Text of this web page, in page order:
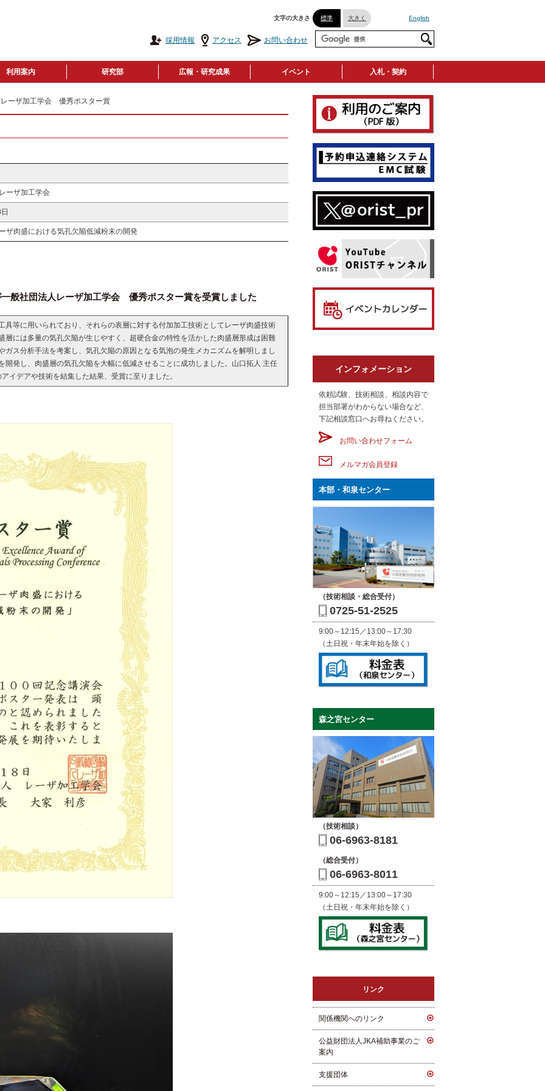
標準 大きく English
文字の大きさ
採用情報 アクセス お問い合わせ
利用案内 研究部 広報・研究成果 イベント 入札・契約
ーザ加工学会 優秀ポスター賞
ーザ加工学会
ザ肉盛における気孔欠陥低減粉末の開発
般社団法人レーザ加工学会 優秀ポスター賞を受賞しました
具等に用いられており、それらの表層に対する付加加工技術としてレーザ肉盛技術
層には多量の気孔欠陥が生じやすく、超硬合金の特性を活かした肉盛層形成は困難
ス分析手法を考案し、気孔欠陥の原因となる気泡の発生メカニズムを解明しまし
開発し、肉盛層の気孔欠陥を大幅に低減させることに成功しました。山口拓人 主任
イデアや技術を結集した結果、受賞に至りました。
インフォメーション
依頼試験、技術相談、相談内容で
担当部署がわからない場合など、
下記相談窓口へお尋ねください。
お問い合わせフォーム
メルマガ会員登録
本部・和泉センター
（技術相談・総合受付）
0725-51-2525
9:00～12:15／13:00～17:30
（土日祝・年末年始を除く）
森之宮センター
（技術相談）
06-6963-8181
（総合受付）
06-6963-8011
9:00～12:15／13:00～17:30
（土日祝・年末年始を除く）
リンク
関係機関へのリンク
公益財団法人JKA補助事業のご
案内
支援団体